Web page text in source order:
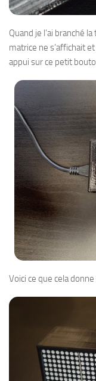
Quand je l’ai branché
matrice ne s’affichait
appui sur ce petit
Voici ce que cela